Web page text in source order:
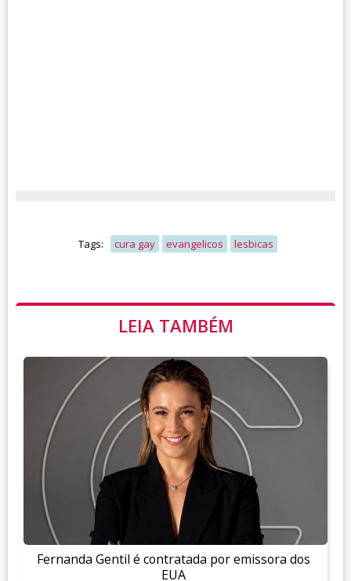
Tags: cura gay evangelicos lesbicas
LEIA TAMBÉM
Fernanda Gentil é contratada por emissora dos
EUA